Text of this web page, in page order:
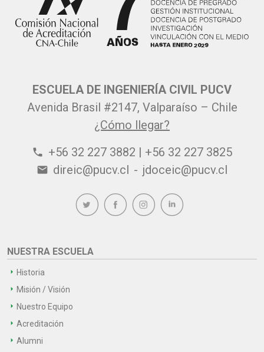
ESCUELA DE INGENIERÍA CIVIL PUCV
Avenida Brasil #2147, Valparaíso – Chile
¿Cómo llegar?
phone +56 32 227 3882 | +56 32 227 3825
email direic@pucv.cl - jdoceic@pucv.cl
NUESTRA ESCUELA
Historia
Misión / Visión
Nuestro Equipo
Acreditación
Alumni